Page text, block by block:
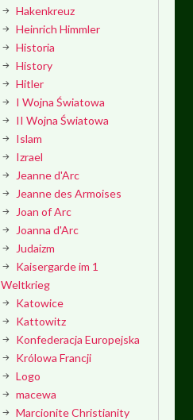
Hakenkreuz
Heinrich Himmler
Historia
History
Hitler
I Wojna Światowa
II Wojna Światowa
Islam
Izrael
Jeanne d'Arc
Jeanne des Armoises
Joan of Arc
Joanna d'Arc
Judaizm
Kaisergarde im 1
Weltkrieg
Katowice
Kattowitz
Konfederacja Europejska
Królowa Francji
Logo
macewa
Marcionite Christianity